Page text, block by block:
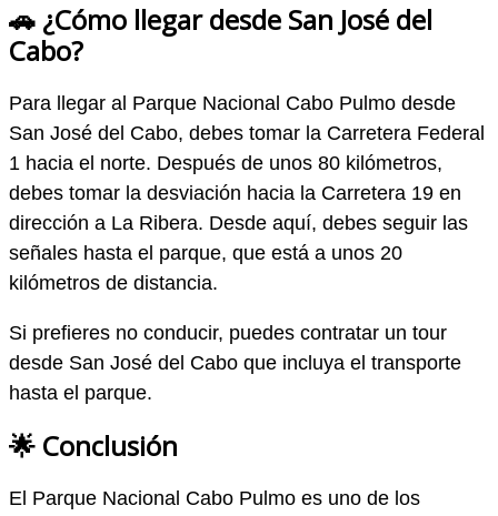
🚗 ¿Cómo llegar desde San José del
Cabo?
Para llegar al Parque Nacional Cabo Pulmo desde
San José del Cabo, debes tomar la Carretera Federal
1 hacia el norte. Después de unos 80 kilómetros,
debes tomar la desviación hacia la Carretera 19 en
dirección a La Ribera. Desde aquí, debes seguir las
señales hasta el parque, que está a unos 20
kilómetros de distancia.
Si prefieres no conducir, puedes contratar un tour
desde San José del Cabo que incluya el transporte
hasta el parque.
🌟 Conclusión
El Parque Nacional Cabo Pulmo es uno de los